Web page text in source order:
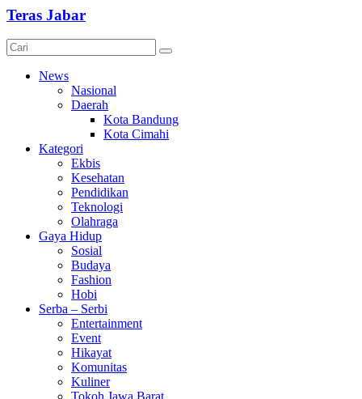
Teras Jabar
News
Nasional
Daerah
Kota Bandung
Kota Cimahi
Kategori
Ekbis
Kesehatan
Pendidikan
Teknologi
Olahraga
Gaya Hidup
Sosial
Budaya
Fashion
Hobi
Serba – Serbi
Entertainment
Event
Hikayat
Komunitas
Kuliner